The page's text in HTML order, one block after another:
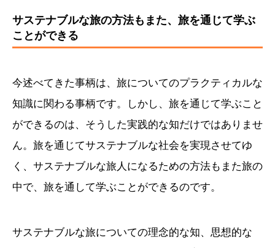
サステナブルな旅の方法もまた、旅を通じて学ぶ
ことができる
今述べてきた事柄は、旅についてのプラクティカルな
知識に関わる事柄です。しかし、旅を通じて学ぶこと
ができるのは、そうした実践的な知だけではありませ
ん。旅を通じてサステナブルな社会を実現させてゆ
く、サステナブルな旅人になるための方法もまた旅の
中で、旅を通して学ぶことができるのです。
サステナブルな旅についての理念的な知、思想的な